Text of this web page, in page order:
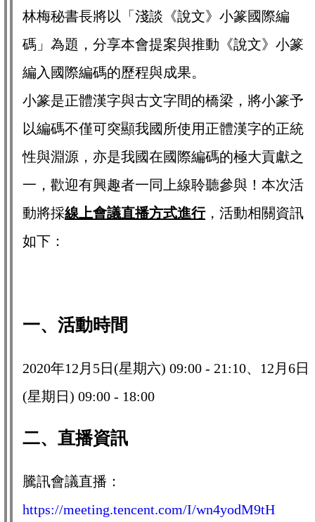
林梅秘書長將以「淺談《說文》小篆國際編
碼」為題，分享本會提案與推動《說文》小篆
編入國際編碼的歷程與成果。
小篆是正體漢字與古文字間的橋梁，將小篆予
以編碼不僅可突顯我國所使用正體漢字的正統
性與淵源，亦是我國在國際編碼的極大貢獻之
一，歡迎有興趣者一同上線聆聽參與！本次活
動將採線上會議直播方式進行，活動相關資訊
如下：
一、活動時間
2020年12月5日(星期六) 09:00 - 21:10、12月6日
(星期日) 09:00 - 18:00
二、直播資訊
騰訊會議直播：
https://meeting.tencent.com/I/wn4yodM9tH